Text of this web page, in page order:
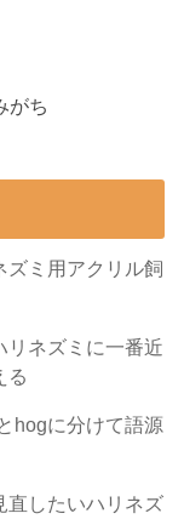
がち
ズミ用アクリル飼
リネズミに一番近
る
hogに分けて語源
直したいハリネズ